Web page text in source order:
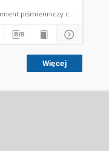
dokument piśmienniczy czasopismo
Więcej